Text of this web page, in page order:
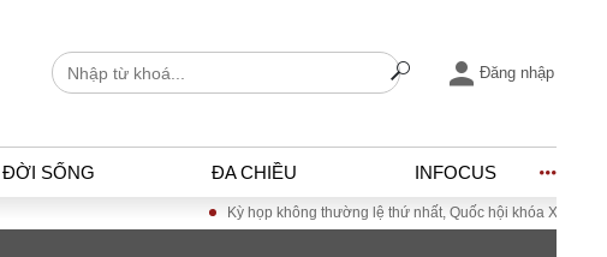
Đăng nhập
ĐỜI SỐNG ĐA CHIỀU INFOCUS
Kỳ họp không thường lệ thứ nhất, Quốc hội khóa XVI Đưa Nghị